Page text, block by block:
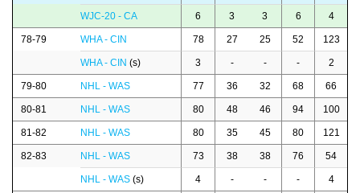
WJC-20 - CA 6 3 3 6 4
78-79 WHA - CIN 78 27 25 52 123
WHA - CIN (s) 3 - - - 2
79-80 NHL - WAS 77 36 32 68 66
80-81 NHL - WAS 80 48 46 94 100
81-82 NHL - WAS 80 35 45 80 121
82-83 NHL - WAS 73 38 38 76 54
NHL - WAS (s) 4 - - - 4